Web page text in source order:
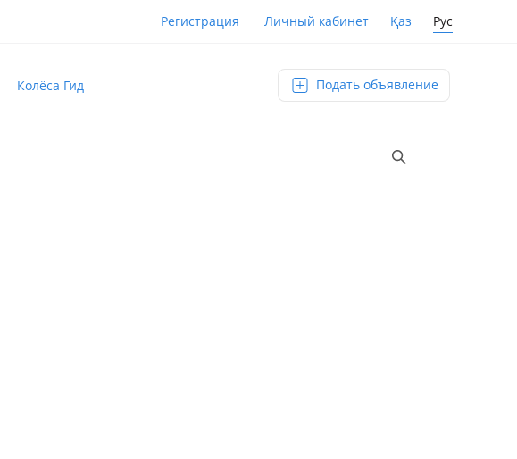
Регистрация Личный кабинет Қаз Рус
Колёса Гид Подать объявление